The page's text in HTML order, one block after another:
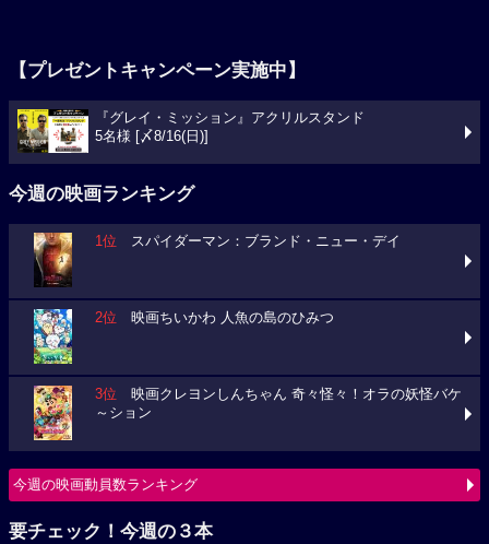
【プレゼントキャンペーン実施中】
『グレイ・ミッション』アクリルスタンド
5名様 [〆8/16(日)]
今週の映画ランキング
1位 スパイダーマン：ブランド・ニュー・デイ
2位 映画ちいかわ 人魚の島のひみつ
3位 映画クレヨンしんちゃん 奇々怪々！オラの妖怪バケ
～ション
今週の映画動員数ランキング
要チェック！今週の３本